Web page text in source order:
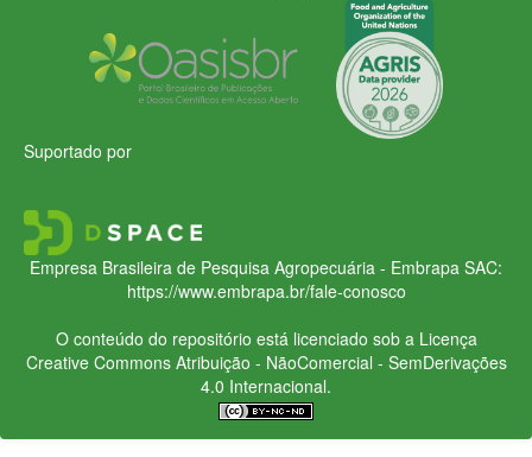
Suportado por
Empresa Brasileira de Pesquisa Agropecuária - Embrapa SAC:
https://www.embrapa.br/fale-conosco
O conteúdo do repositório está licenciado sob a Licença
Creative CommonsAtribuição - NãoComercial - SemDerivações
4.0 Internacional.